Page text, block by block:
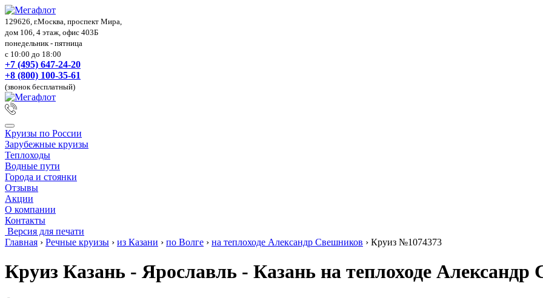
129626, г.Москва, проспект Мира,
дом 106, 4 этаж, офис 403Б
понедельник - пятница
с 10:00 до 18:00
+7 (495) 647-24-20
+8 (800) 100-35-61
(звонок бесплатный)
Круизы по России
Зарубежные круизы
Теплоходы
Водные пути
Города и стоянки
Отзывы
Акции
О компании
Контакты
Версия для печати
Главная › Речные круизы › из Казани › по Волге › на теплоходе Александр Свешников › Круиз №1074373
Круиз Казань - Ярославль - Казань на теплоходе